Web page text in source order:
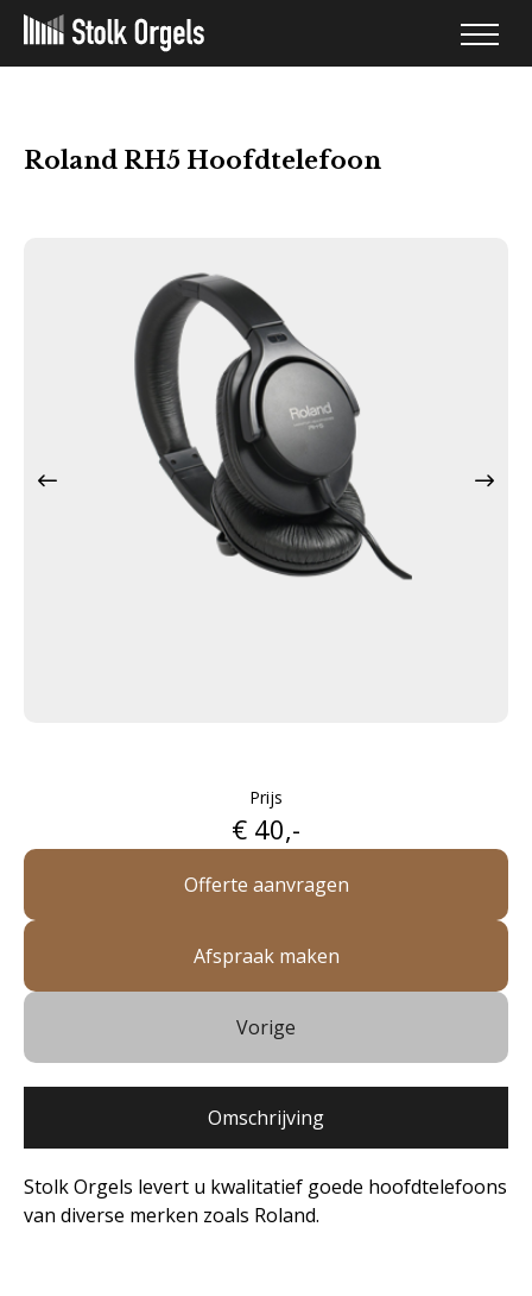
Roland RH5 Hoofdtelefoon
Prijs
€ 40,-
Offerte aanvragen
Afspraak maken
Vorige
Omschrijving
Stolk Orgels levert u kwalitatief goede hoofdtelefoons
van diverse merken zoals Roland.